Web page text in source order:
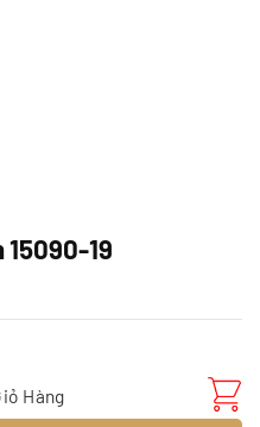
19
lượng
Hàng